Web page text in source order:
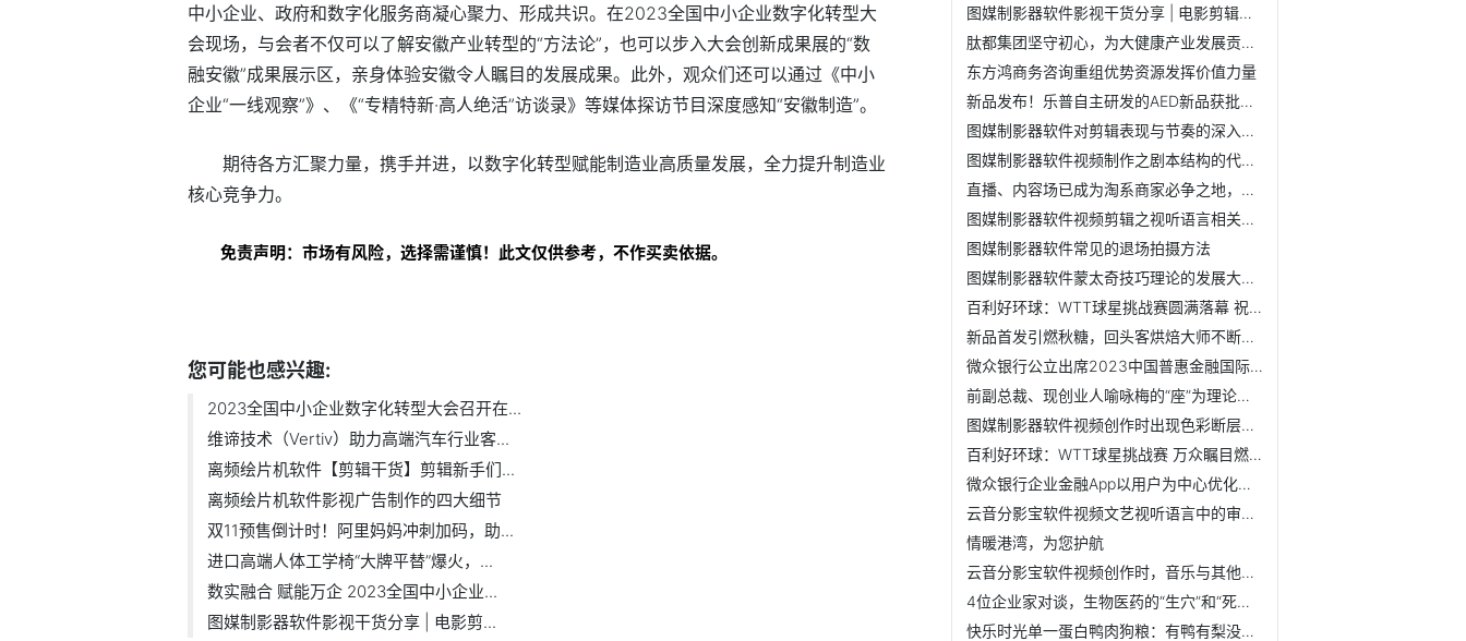
中小企业、政府和数字化服务商凝心聚力、形成共识。在2023全国中小企业数字化转型大
会现场，与会者不仅可以了解安徽产业转型的“方法论”，也可以步入大会创新成果展的“数
融安徽”成果展示区，亲身体验安徽令人瞩目的发展成果。此外，观众们还可以通过《中小
企业“一线观察”》、《“专精特新·高人绝活”访谈录》等媒体探访节目深度感知“安徽制造”。
期待各方汇聚力量，携手并进，以数字化转型赋能制造业高质量发展，全力提升制造业
核心竞争力。
免责声明：市场有风险，选择需谨慎！此文仅供参考，不作买卖依据。
您可能也感兴趣:
2023全国中小企业数字化转型大会召开在...
维谛技术（Vertiv）助力高端汽车行业客...
离频绘片机软件【剪辑干货】剪辑新手们...
离频绘片机软件影视广告制作的四大细节
双11预售倒计时！阿里妈妈冲刺加码，助...
进口高端人体工学椅“大牌平替”爆火，...
数实融合 赋能万企 2023全国中小企业...
图媒制影器软件影视干货分享 | 电影剪...
图媒制影器软件影视干货分享 | 电影剪辑的“六大法则
肽都集团坚守初心，为大健康产业发展贡献自己的力量
东方鸿商务咨询重组优势资源发挥价值力量
新品发布！乐普自主研发的AED新品获批上市，进一步赋能院外急救
图媒制影器软件对剪辑表现与节奏的深入探讨分析
图媒制影器软件视频制作之剧本结构的代表性作品
直播、内容场已成为淘系商家必争之地，阿里妈妈超级短视频助...
图媒制影器软件视频剪辑之视听语言相关的专业名词
图媒制影器软件常见的退场拍摄方法
图媒制影器软件蒙太奇技巧理论的发展大阶段
百利好环球：WTT球星挑战赛圆满落幕 祝贺国乒豪夺4冠！
新品首发引燃秋糖，回头客烘焙大师不断创新撬动持续增长！
微众银行公立出席2023中国普惠金融国际论坛，以数字金融助力...
前副总裁、现创业人喻咏梅的“座”为理论：深耕制药信息化领域！
图媒制影器软件视频创作时出现色彩断层应该怎样处理
百利好环球：WTT球星挑战赛 万众瞩目燃情开赛！
微众银行企业金融App以用户为中心优化产品体验，以数字科技陪...
云音分影宝软件视频文艺视听语言中的审美特征
情暖港湾，为您护航
云音分影宝软件视频创作时，音乐与其他表现元素的共存性
4位企业家对谈，生物医药的“生穴”和“死穴”在哪
快乐时光单一蛋白鸭肉狗粮：有鸭有梨没泪痕